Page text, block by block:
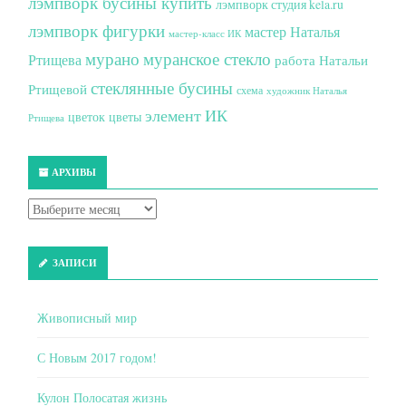
лэмпворк студия kela.ru
лэмпворк фигурки мастер-класс ИК мастер Наталья
Ртищевамурано муранское стекло работа Натальи
Ртищевой стеклянные бусины схема художник Наталья
Ртищева цветок цветы элемент ИК
АРХИВЫ
ЗАПИСИ
Живописный мир
С Новым 2017 годом!
Кулон Полосатая жизнь